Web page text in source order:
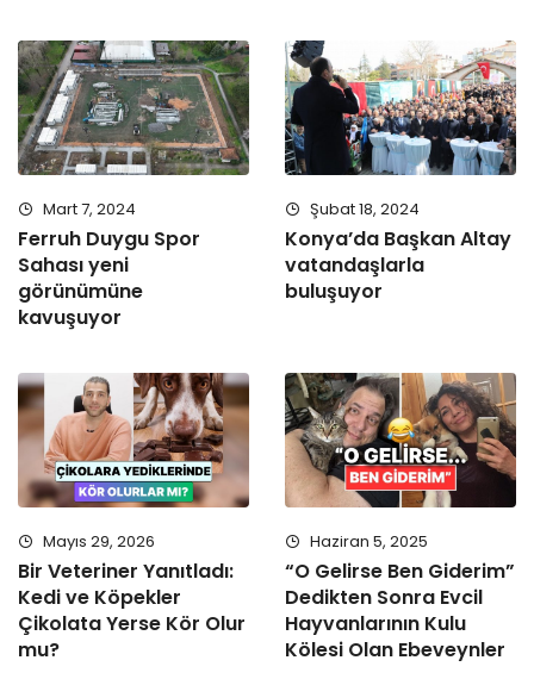
Mart 7, 2024
Ferruh Duygu Spor
Sahası yeni
görünümüne
kavuşuyor
Şubat 18, 2024
Konya’da Başkan Altay
vatandaşlarla
buluşuyor
Mayıs 29, 2026
Bir Veteriner Yanıtladı:
Kedi ve Köpekler
Çikolata Yerse Kör Olur
mu?
Haziran 5, 2025
“O Gelirse Ben Giderim”
Dedikten Sonra Evcil
Hayvanlarının Kulu
Kölesi Olan Ebeveynler